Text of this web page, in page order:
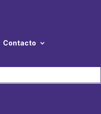
Contacto